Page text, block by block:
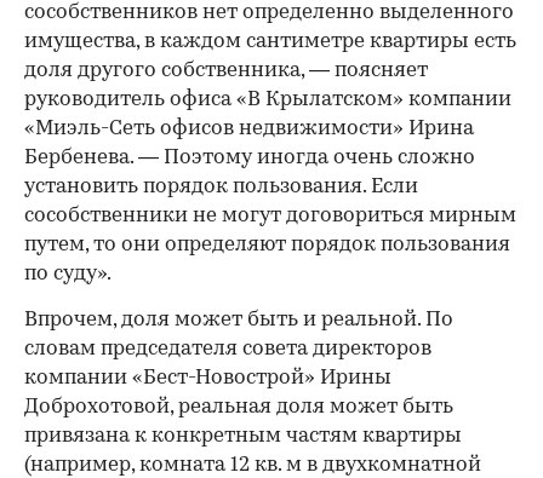
сособственников нет определенно выделенного
имущества, в каждом сантиметре квартиры есть
доля другого собственника, — поясняет
руководитель офиса «В Крылатском» компании
«Миэль-Сеть офисов недвижимости» Ирина
Бербенева. — Поэтому иногда очень сложно
установить порядок пользования. Если
сособственники не могут договориться мирным
путем, то они определяют порядок пользования
по суду».
Впрочем, доля может быть и реальной. По
словам председателя совета директоров
компании «Бест-Новострой» Ирины
Доброхотовой, реальная доля может быть
привязана к конкретным частям квартиры
(например, комната 12 кв. м в двухкомнатной